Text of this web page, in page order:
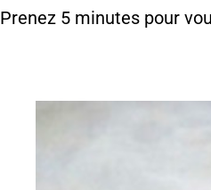
Prenez 5 minutes pour